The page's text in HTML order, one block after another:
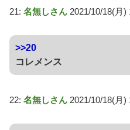
21: 名無しさん 2021/10/18(月)
>>20
コレメンス
22: 名無しさん 2021/10/18(月)